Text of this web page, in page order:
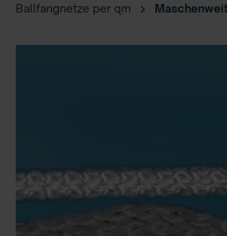
Ballfangnetze per qm